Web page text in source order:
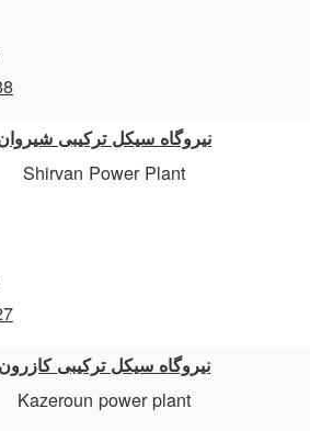
نیروگاه سیکل ترکیبی
Shirvan Power Plant
نیروگاه سیکل ترکیبی کازرون
Kazeroun power plant